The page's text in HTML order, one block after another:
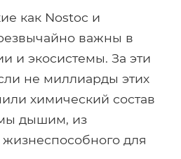
как Nostoc и
важны в
и экосистемы. За эти
не миллиарды этих
химический состав
дышим, из
для